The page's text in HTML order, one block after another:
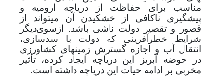
مناسب برای حفاظت از دریاچه ارومیه و
پیشگیری ناکافی از خشکیدن آن می­تواند از
قصور و تقصیر دولت ناشی باشد. ازسوی‌دیگر
شرایط خطرآفرینی که دولت با سدسازی،
انتقال آب و اجازه گسترش زمین­های کشاورزی
در حوضه آبریز این دریاچه ایجاد کرده، تأثیر
مخربی بر ادامه حیات این دریاچه داشته است.